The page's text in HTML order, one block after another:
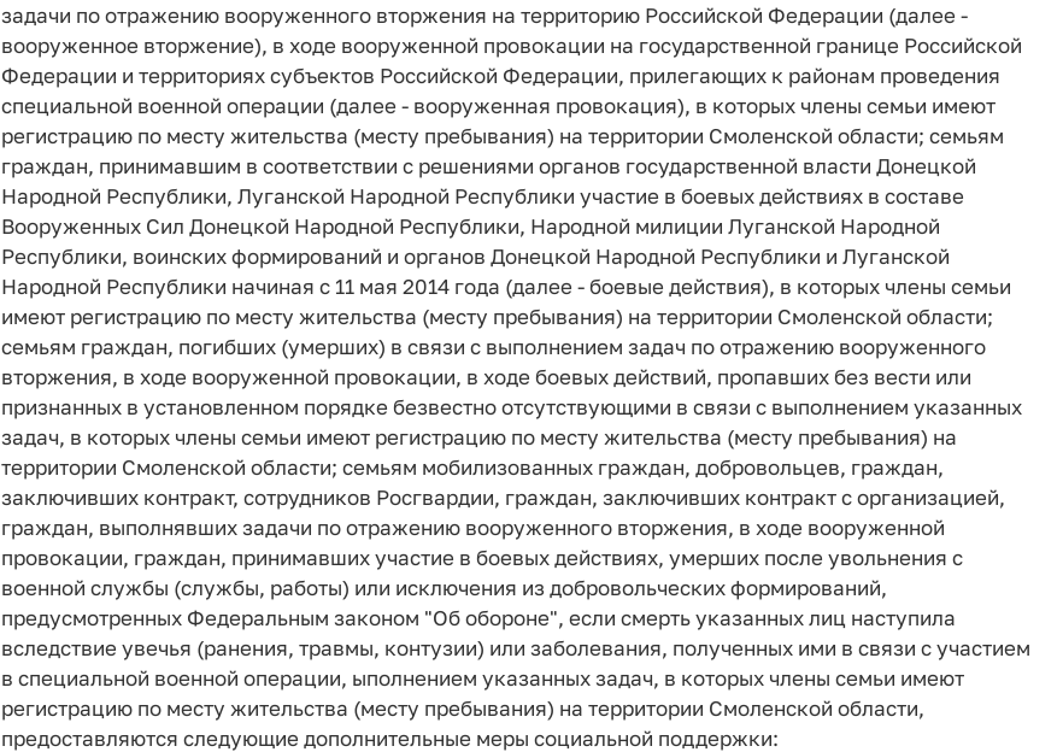
задачи по отражению вооруженного вторжения на территорию Российской Федерации (далее -
вооруженное вторжение), в ходе вооруженной провокации на государственной границе Российской
Федерации и территориях субъектов Российской Федерации, прилегающих к районам проведения
специальной военной операции (далее - вооруженная провокация), в которых члены семьи имеют
регистрацию по месту жительства (месту пребывания) на территории Смоленской области; семьям
граждан, принимавшим в соответствии с решениями органов государственной власти Донецкой
Народной Республики, Луганской Народной Республики участие в боевых действиях в составе
Вооруженных Сил Донецкой Народной Республики, Народной милиции Луганской Народной
Республики, воинских формирований и органов Донецкой Народной Республики и Луганской
Народной Республики начиная с 11 мая 2014 года (далее - боевые действия), в которых члены семьи
имеют регистрацию по месту жительства (месту пребывания) на территории Смоленской области;
семьям граждан, погибших (умерших) в связи с выполнением задач по отражению вооруженного
вторжения, в ходе вооруженной провокации, в ходе боевых действий, пропавших без вести или
признанных в установленном порядке безвестно отсутствующими в связи с выполнением указанных
задач, в которых члены семьи имеют регистрацию по месту жительства (месту пребывания) на
территории Смоленской области; семьям мобилизованных граждан, добровольцев, граждан,
заключивших контракт, сотрудников Росгвардии, граждан, заключивших контракт с организацией,
граждан, выполнявших задачи по отражению вооруженного вторжения, в ходе вооруженной
провокации, граждан, принимавших участие в боевых действиях, умерших после увольнения с
военной службы (службы, работы) или исключения из добровольческих формирований,
предусмотренных Федеральным законом "Об обороне", если смерть указанных лиц наступила
вследствие увечья (ранения, травмы, контузии) или заболевания, полученных ими в связи с участием
в специальной военной операции, ыполнением указанных задач, в которых члены семьи имеют
регистрацию по месту жительства (месту пребывания) на территории Смоленской области,
предоставляются следующие дополнительные меры социальной поддержки: